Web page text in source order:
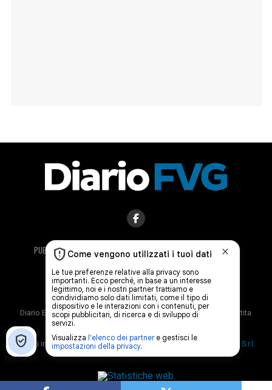
PUBBLICITÀ ULTIME NOTIZIE CONTATTI
PRIVACY POLICY
COOKIE POLICY
DEPOSITPHOTOS
Diario Editore S.r.l. © Copyright 2025 Tutti i diritti riservati. CF, Partita
Servizi informatici e concessionaria di pubblicità: Diario del Web S.r.l.